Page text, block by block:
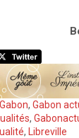
Gabon, Gabon
,
, Libreville